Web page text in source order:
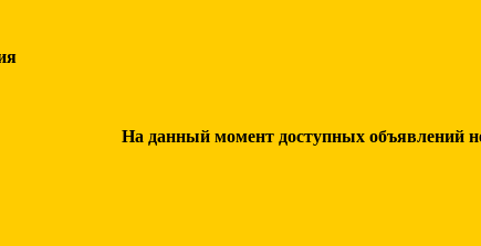
На данный момент доступных объявлений